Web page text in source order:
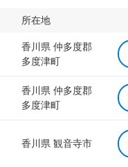
所在地
香川県 仲多度郡
多度津町
香川県 仲多度郡
多度津町
香川県 観音寺市